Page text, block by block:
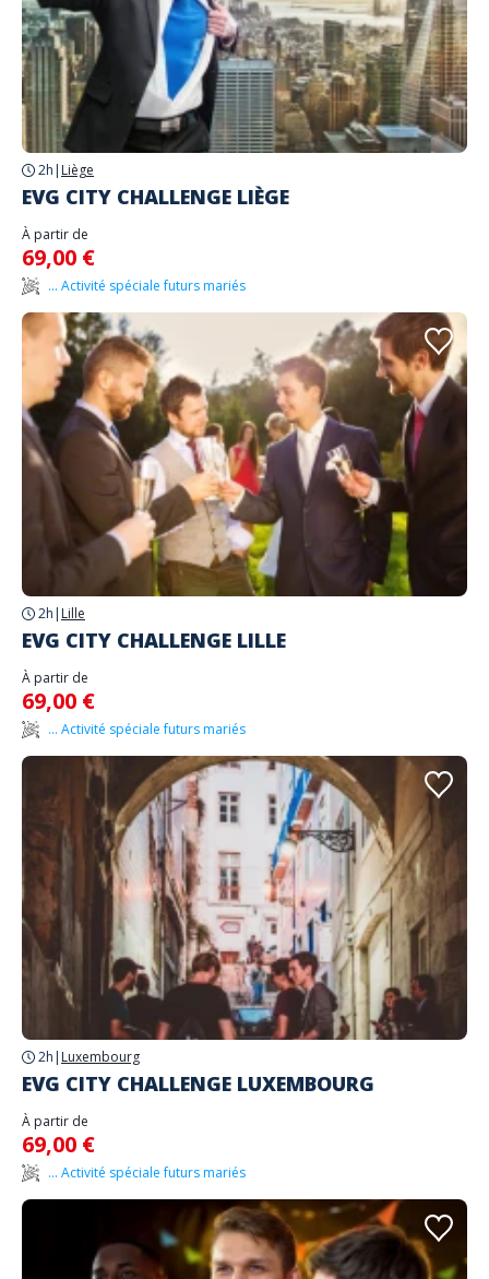
2h | Liège
EVG CITY CHALLENGE LIÈGE
À partir de
69,00 €
... Activité spéciale futurs mariés
2h | Lille
EVG CITY CHALLENGE LILLE
À partir de
69,00 €
... Activité spéciale futurs mariés
2h | Luxembourg
EVG CITY CHALLENGE LUXEMBOURG
À partir de
69,00 €
... Activité spéciale futurs mariés